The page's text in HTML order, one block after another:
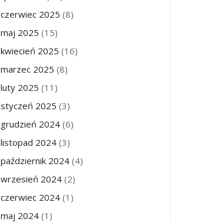
czerwiec 2025 (8)
maj 2025 (15)
kwiecień 2025 (16)
marzec 2025 (8)
luty 2025 (11)
styczeń 2025 (3)
grudzień 2024 (6)
listopad 2024 (3)
październik 2024 (4)
wrzesień 2024 (2)
czerwiec 2024 (1)
maj 2024 (1)